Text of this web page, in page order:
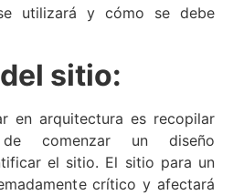
utilizará y cómo se debe
sitio:
en arquitectura es recopilar
comenzar un diseño
el sitio. El sitio para un
crítico y afectará